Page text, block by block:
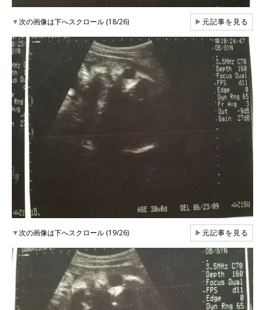
▼次の画像は下へスクロール (18/26) ▶元記事を見る
▼次の画像は下へスクロール (19/26) ▶元記事を見る